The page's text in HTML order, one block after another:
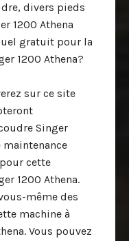
divers pieds
1200 Athena
gratuit pour la
1200 Athena?
sur ce site
Singer
maintenance
cette
1200 Athena.
même des
machine à
Vous pouvez